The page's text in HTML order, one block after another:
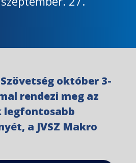
október 3-
rendezi meg az
legfontosabb
a JVSZ Makro